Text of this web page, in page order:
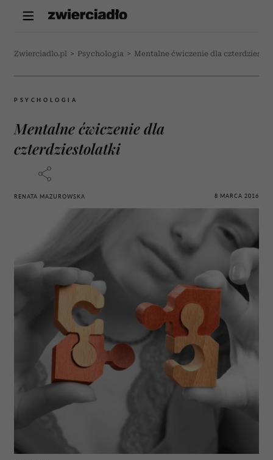
Zwierciadlo.pl > Psychologia > Mentalne ćwiczenie dla
PSYCHOLOGIA
Mentalne ćwiczenie dla
czterdziestolatki
RENATA MAZUROWSKA 8 MARCA 2016